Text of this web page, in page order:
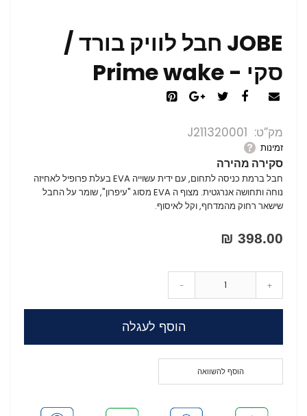
JOBE חבל לוויק בורד /
סקי - Prime wake
מק”ט J211320001
זמינות
סקירה מהירה
חבל ברמת כניסה לתחום, עם ידית עשוייה EVA בעלת פרופיל לאחיזה
נוחה ותחושה אנרגטית. מצוף ה EVA מסוג "עיפרון", שומר על החבל
שישאר רחוק מהמדחף, וקל לאיסוף.
398.00 ₪
- +
הוסף לעגלה
הוסף להשוואה